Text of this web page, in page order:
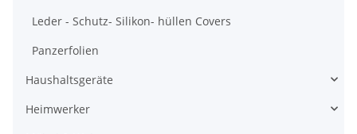
Leder - Schutz- Silikon- hüllen Covers
Panzerfolien
Haushaltsgeräte
Heimwerker